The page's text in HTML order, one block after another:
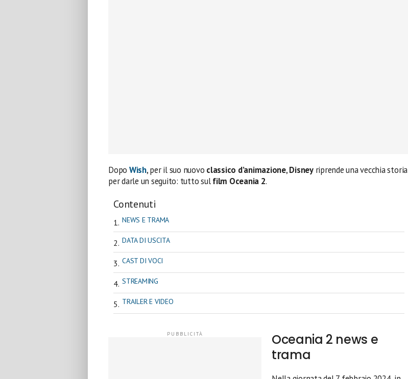
Dopo Wish, per il suo nuovo classico d’animazione,Disneyriprende una vecchia storia
per darle un seguito: tutto sulfilm Oceania 2.
Contenuti
NEWS E TRAMA
DATA DI USCITA
CAST DI VOCI
STREAMING
TRAILER E VIDEO
Oceania 2 news e
trama